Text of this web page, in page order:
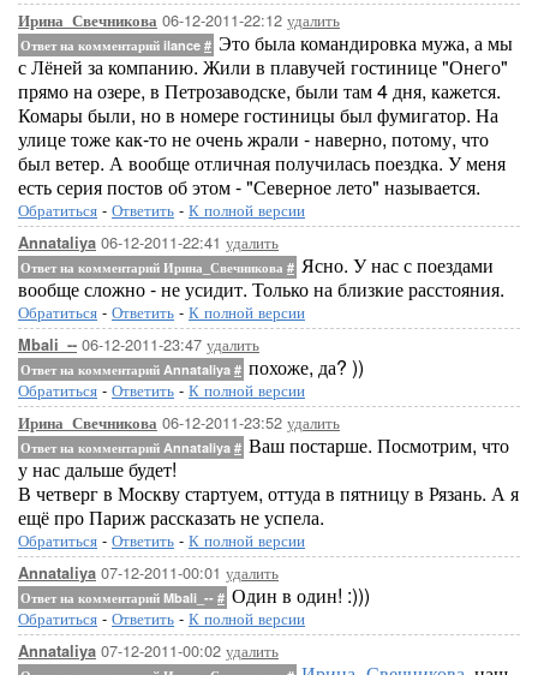
Ирина_Свечникова 06-12-2011-22:12 удалить
Ответ на комментарий ilance # Это была командировка мужа, а мы
с Лёней за компанию. Жили в плавучей гостинице "Онего"
прямо на озере, в Петрозаводске, были там 4 дня, кажется.
Комары были, но в номере гостиницы был фумигатор. На
улице тоже как-то не очень жрали - наверно, потому, что
был ветер. А вообще отличная получилась поездка. У меня
есть серия постов об этом - "Северное лето" называется.
Обратиться - Ответить - К полной версии
Annataliya 06-12-2011-22:41 удалить
Ответ на комментарий Ирина_Свечникова # Ясно. У нас с поездами
вообще сложно - не усидит. Только на близкие расстояния.
Обратиться - Ответить - К полной версии
Mbali_-- 06-12-2011-23:47 удалить
Ответ на комментарий Annataliya # похоже, да? ))
Обратиться - Ответить - К полной версии
Ирина_Свечникова 06-12-2011-23:52 удалить
Ответ на комментарий Annataliya # Ваш постарше. Посмотрим, что
у нас дальше будет!
В четверг в Москву стартуем, оттуда в пятницу в Рязань. А я
ещё про Париж рассказать не успела.
Обратиться - Ответить - К полной версии
Annataliya 07-12-2011-00:01 удалить
Ответ на комментарий Mbali_-- # Один в один! :)))
Обратиться - Ответить - К полной версии
Annataliya 07-12-2011-00:02 удалить